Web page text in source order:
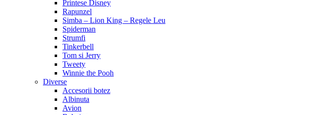
Printese Disney
Rapunzel
Simba – Lion King – Regele Leu
Spiderman
Strumfi
Tinkerbell
Tom si Jerry
Tweety
Winnie the Pooh
Diverse
Accesorii botez
Albinuta
Avion